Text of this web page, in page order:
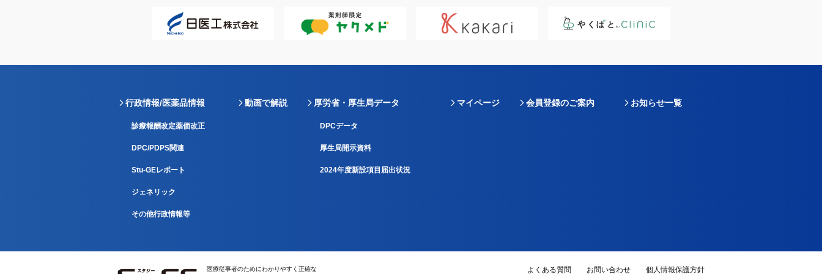
行政情報/医薬品情報
診療報酬改定薬価改正
DPC/PDPS関連
Stu-GEレポート
ジェネリック
その他行政情報等
動画で解説 厚労省・厚生局データ
DPCデータ
厚生局開示資料
2024年度新設項目届出状況
マイページ 会員登録のご案内 お知らせ一覧
よくある質問 お問い合わせ 個人情報保護方針
医療従事者のためにわかりやすく正確な